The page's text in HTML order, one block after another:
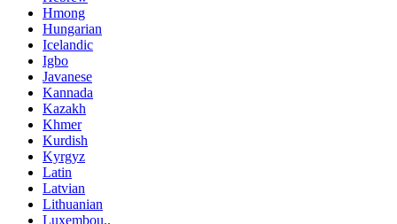
Hmong
Hungarian
Icelandic
Igbo
Javanese
Kannada
Kazakh
Khmer
Kurdish
Kyrgyz
Latin
Latvian
Lithuanian
Luxembou..